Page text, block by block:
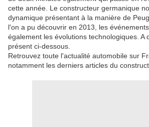
cette année. Le constructeur germanique
dynamique présentant à la manière de
l'on a pu découvrir en 2013, les
également les évolutions technologiques. A
présent ci-dessous.
Retrouvez toute l'actualité automobile sur
notamment les derniers articles du